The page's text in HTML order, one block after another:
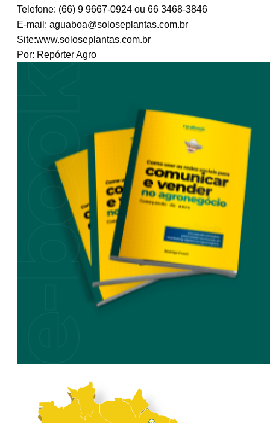
Telefone: (66) 9 9667-0924 ou 66 3468-3846
E-mail: aguaboa@soloseplantas.com.br
Site:www.soloseplantas.com.br
Por: Repórter Agro